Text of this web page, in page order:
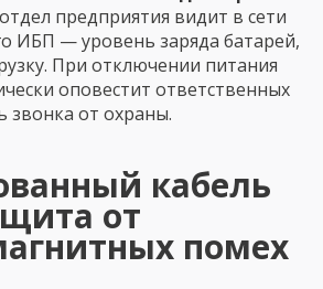
предприятия видит в сети
ИБП — уровень заряда батарей,
При отключении питания
оповестит ответственных
звонка от охраны.
кабель
от
помех